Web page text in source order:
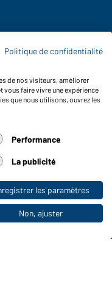
protection act
:
Politique de confidentialité
de nos visiteurs, améliorer
vous faire vivre une expérience
que nous utilisons, ouvrez les
Performance
La publicité
les paramètres
Non, ajuster